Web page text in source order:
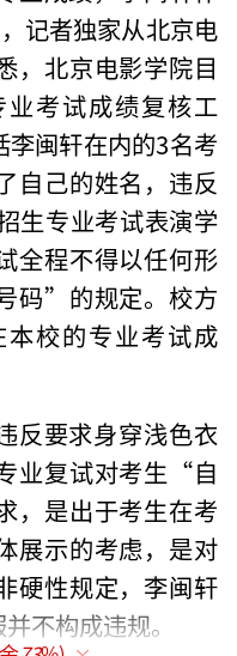
记者独家从北京电
，北京电影学院目
考试成绩复核工
闽轩在内的3名考
自己的姓名，违反
生专业考试表演学
全程不得以任何形
码”的规定。校方
校的专业考试成
反要求身穿浅色衣
业复试对考生“自
，是出于考生在考
展示的考虑，是对
硬性规定，李闽轩
不构成违规。